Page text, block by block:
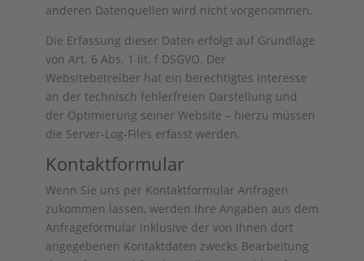
anderen Datenquellen wird nicht vorgenommen.
Die Erfassung dieser Daten erfolgt auf Grundlage
von Art. 6 Abs. 1 lit. f DSGVO. Der
Websitebetreiber hat ein berechtigtes Interesse
an der technisch fehlerfreien Darstellung und
der Optimierung seiner Website – hierzu müssen
die Server-Log-Files erfasst werden.
Kontaktformular
Wenn Sie uns per Kontaktformular Anfragen
zukommen lassen, werden Ihre Angaben aus dem
Anfrageformular inklusive der von Ihnen dort
angegebenen Kontaktdaten zwecks Bearbeitung